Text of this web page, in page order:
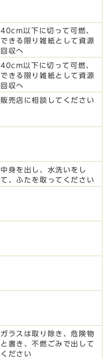
40cm以下に切って可燃、
できる限り雑紙として資源
回収へ
40cm以下に切って可燃、
できる限り雑紙として資源
回収へ
販売店に相談してください
中身を出し、水洗いをし
て、ふたを取ってください
ガラスは取り除き、危険物
と書き、不燃ごみで出して
ください